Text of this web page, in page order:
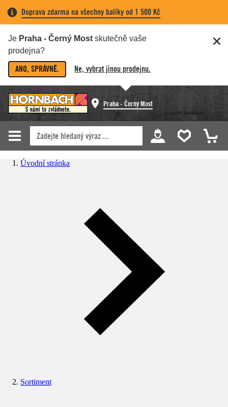
Doprava zdarma na všechny balíky od 1 500 Kč
Je Praha - Černý Most skutečně vaše
prodejna?
ANO, SPRÁVNĚ. Ne, vybrat jinou prodejnu.
Praha - Černý Most
Úvodní stránka
Sortiment